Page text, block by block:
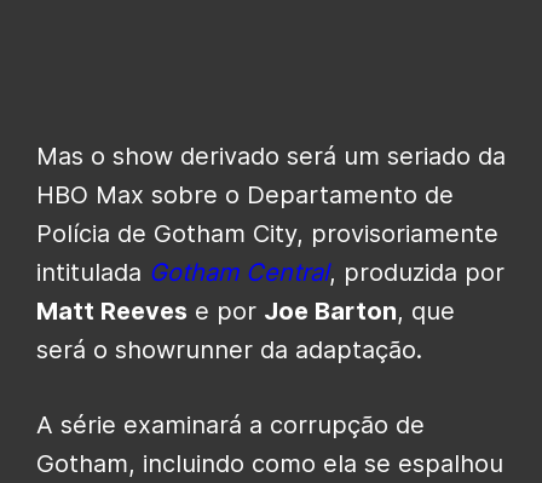
Mas o show derivado será um seriado da
HBO Max sobre o Departamento de
Polícia de Gotham City, provisoriamente
intitulada Gotham Central, produzida por
Matt Reeves e por Joe Barton, que
será o showrunner da adaptação.
A série examinará a corrupção de
Gotham, incluindo como ela se espalhou